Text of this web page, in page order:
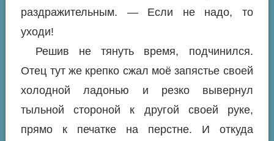
раздражительным. — Если не надо, то
уходи!
Решив не тянуть время, подчинился.
Отец тут же крепко сжал моё запястье своей
холодной ладонью и резко вывернул
тыльной стороной к другой своей руке,
прямо к печатке на перстне. И откуда